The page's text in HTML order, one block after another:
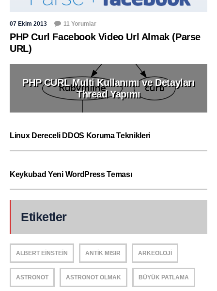
07 Ekim 2013 11 Yorumlar
PHP Curl Facebook Video Url Almak (Parse
URL)
PHP CURL Multi Kullanımı ve Detayları
Thread Yapımı
Linux Dereceli DDOS Koruma Teknikleri
Keykubad Yeni WordPress Teması
Etiketler
ALBERT EINSTEIN ANTIK MISIR ARKEOLOJI
ASTRONOT ASTRONOT OLMAK BÜYÜK PATLAMA